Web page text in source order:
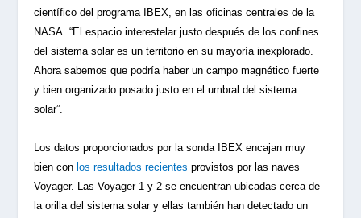
científico del programa IBEX, en las oficinas centrales de la
NASA. “El espacio interestelar justo después de los confines
del sistema solar es un territorio en su mayoría inexplorado.
Ahora sabemos que podría haber un campo magnético fuerte
y bien organizado posado justo en el umbral del sistema
solar”.
Los datos proporcionados por la sonda IBEX encajan muy
bien con los resultados recientes provistos por las naves
Voyager. Las Voyager 1 y 2 se encuentran ubicadas cerca de
la orilla del sistema solar y ellas también han detectado un